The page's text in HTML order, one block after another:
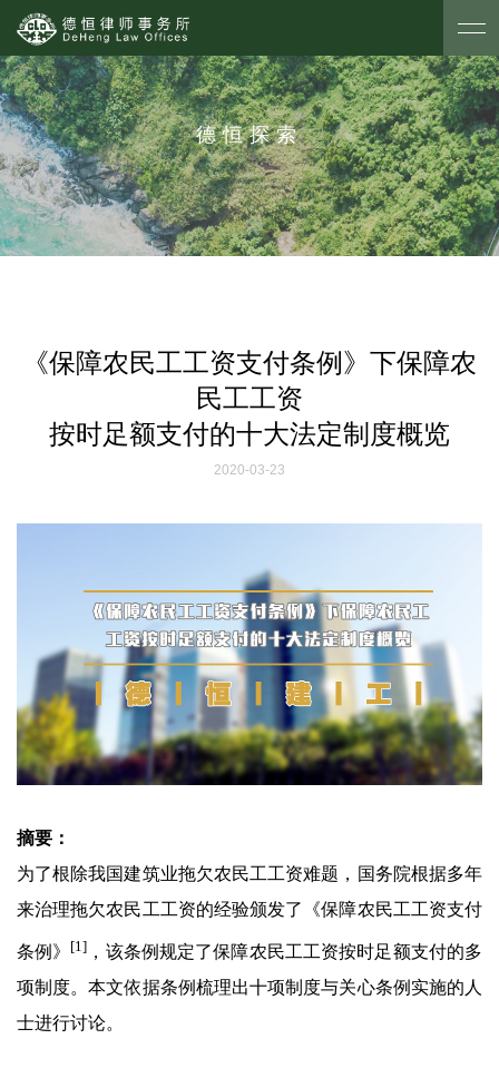
德恒探索
《保障农民工工资支付条例》下保障农
民工工资
按时足额支付的十大法定制度概览
2020-03-23
摘要：
为了根除我国建筑业拖欠农民工工资难题，国务院根据多年
来治理拖欠农民工工资的经验颁发了《保障农民工工资支付
条例》 [1] ，该条例规定了保障农民工工资按时足额支付的多
项制度。本文依据条例梳理出十项制度与关心条例实施的人
士进行讨论。